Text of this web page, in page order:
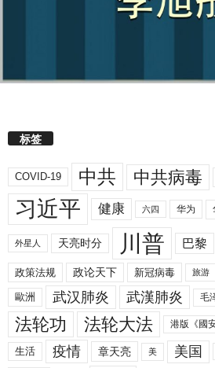
标签
COVID-19 中共 中共病毒
习近平 健康 六四 华为
外星人 天亮时分 川普 巴黎
政策法规 政论天下 新冠病毒 旅游
歐洲 武汉肺炎 武漢肺炎 毛
法轮功 法轮大法 港版《國
生活 疫情 章天亮 美 美国